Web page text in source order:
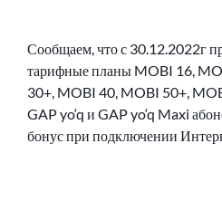
Сообщаем, что с 30.12.2022г
тарифные планы MOBI 16,
30+, MOBI 40, MOBI 50+,
GAP yo‘q и GAP yo‘q Maxi
бонус при подключении